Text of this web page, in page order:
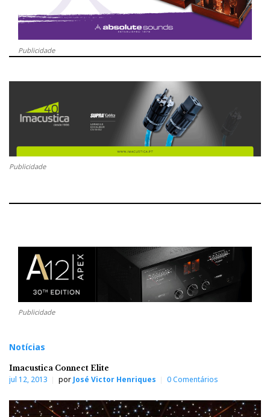
Publicidade
Publicidade
Publicidade
Notícias
Imacustica Connect Elite
jul 12, 2013 por José Victor Henriques 0 Comentários